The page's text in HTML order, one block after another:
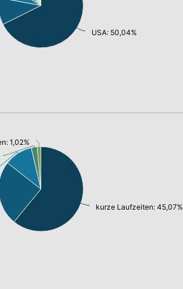
USA: 50,04%
kurze Laufzeiten: 45,07%
1,02%